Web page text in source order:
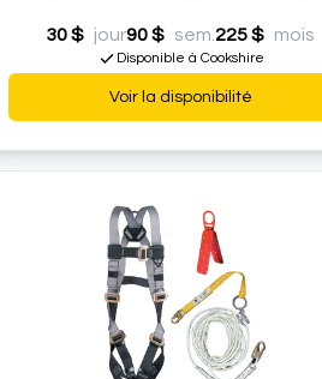
30 $ jour90 $ sem. 225 $ mois
Disponible à Cookshire
Voir la disponibilité